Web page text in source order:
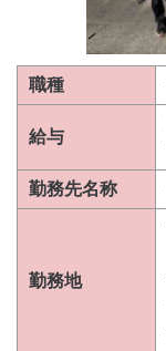
職種
給与
勤務先名称
勤務地